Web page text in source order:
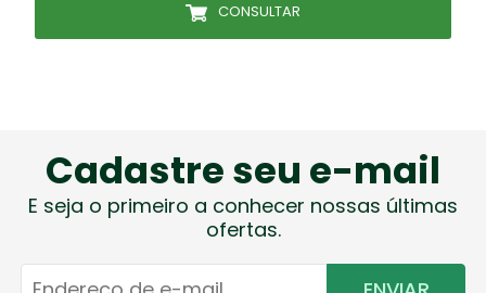
CONSULTAR
Cadastre seu e-mail
E seja o primeiro a conhecer nossas últimas
ofertas.